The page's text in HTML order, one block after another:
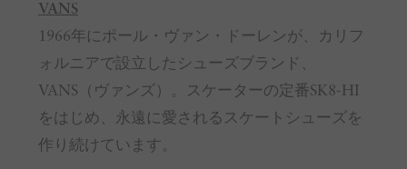
VANS
1966年にポール・ヴァン・ドーレンが、カリフ
ォルニアで設立したシューズブランド、
VANS（ヴァンズ）。スケーターの定番SK8-HI
をはじめ、永遠に愛されるスケートシューズを
作り続けています。